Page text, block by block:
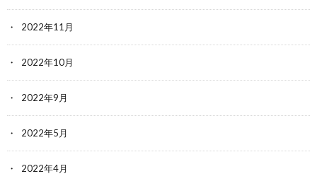
2022年11月
2022年10月
2022年9月
2022年5月
2022年4月